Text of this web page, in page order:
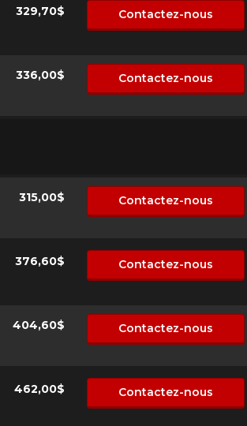
329,70$ Contactez-nous
336,00$ Contactez-nous
315,00$ Contactez-nous
376,60$ Contactez-nous
404,60$ Contactez-nous
462,00$ Contactez-nous